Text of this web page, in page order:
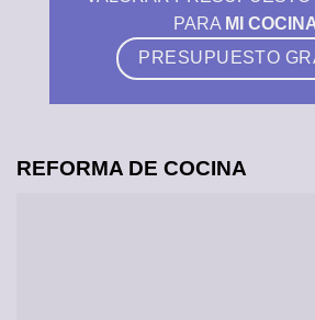
PARA MI
PRESUPUESTO
REFORMA DE COCINA